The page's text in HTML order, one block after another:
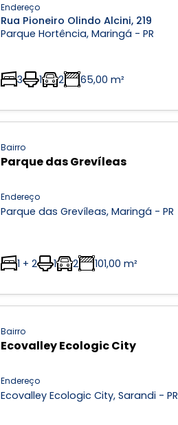
Endereço
Rua Pioneiro Olindo Alcini, 219
Parque Hortência, Maringá - PR
3 1 2 65,00 m²
Bairro
Parque das Grevíleas
Endereço
Parque das Grevíleas, Maringá - PR
1 + 2 1 2 101,00 m²
Bairro
Ecovalley Ecologic City
Endereço
Ecovalley Ecologic City, Sarandi - PR